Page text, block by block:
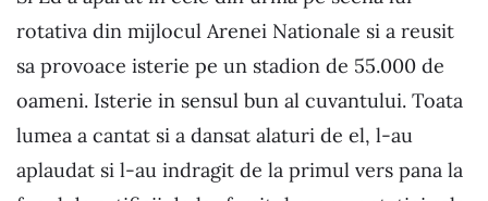
rotativa din mijlocul Arenei Nationale si a reusit
sa provoace isterie pe un stadion de 55.000 de
oameni. Isterie in sensul bun al cuvantului. Toata
lumea a cantat si a dansat alaturi de el, l-au
aplaudat si l-au indragit de la primul vers pana la